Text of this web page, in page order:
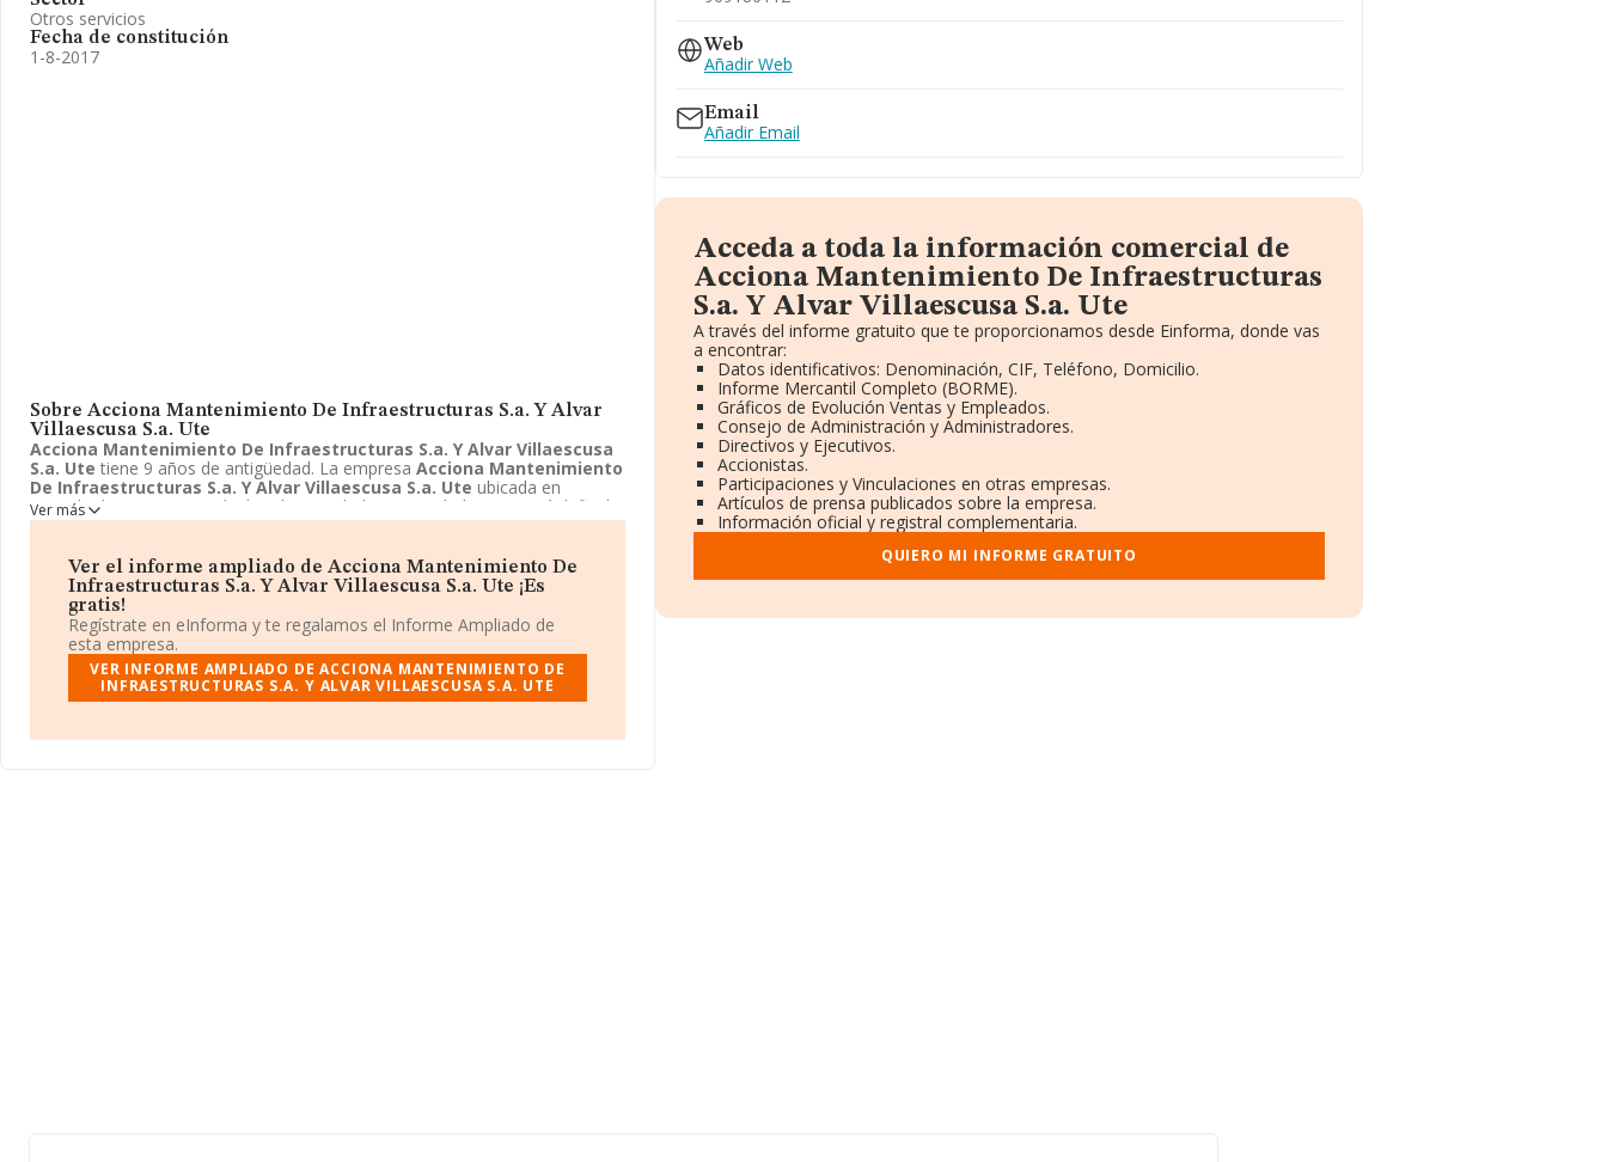
Otros servicios
Fecha de constitución
1-8-2017
Sobre Acciona Mantenimiento De Infraestructuras S.a. Y Alvar
Villaescusa S.a. Ute
Acciona Mantenimiento De Infraestructuras S.a. Y Alvar Villaescusa
S.a. Ute tiene 9 años de antigüedad. La empresa Acciona Mantenimiento
De Infraestructuras S.a. Y Alvar Villaescusa S.a. Ute ubicada en
Avenida de Europa, 18, Alcobendas, Madrid. Su actividad CNAE está definida
como 9499 - Otras actividades asociativas n.c.o.p.. La forma jurídica de
S.a. Utees Unión temporal de empresas.
Ver más
Ver el informe ampliado de Acciona Mantenimiento De
Infraestructuras S.a. Y Alvar Villaescusa S.a. Ute ¡Es
gratis!
Regístrate en eInforma y te regalamos el Informe Ampliado de
esta empresa.
VER INFORME AMPLIADO DE ACCIONA MANTENIMIENTO DE
INFRAESTRUCTURAS S.A. Y ALVAR VILLAESCUSA S.A. UTE
Web
Añadir Web
Email
Añadir Email
Acceda a toda la información comercial de
Acciona Mantenimiento De Infraestructuras
S.a. Y Alvar Villaescusa S.a. Ute
A través del informe gratuito que te proporcionamos desde Einforma, donde vas
a encontrar:
Datos identificativos: Denominación, CIF, Teléfono, Domicilio.
Informe Mercantil Completo (BORME).
Gráficos de Evolución Ventas y Empleados.
Consejo de Administración y Administradores.
Directivos y Ejecutivos.
Accionistas.
Participaciones y Vinculaciones en otras empresas.
Artículos de prensa publicados sobre la empresa.
Información oficial y registral complementaria.
QUIERO MI INFORME GRATUITO